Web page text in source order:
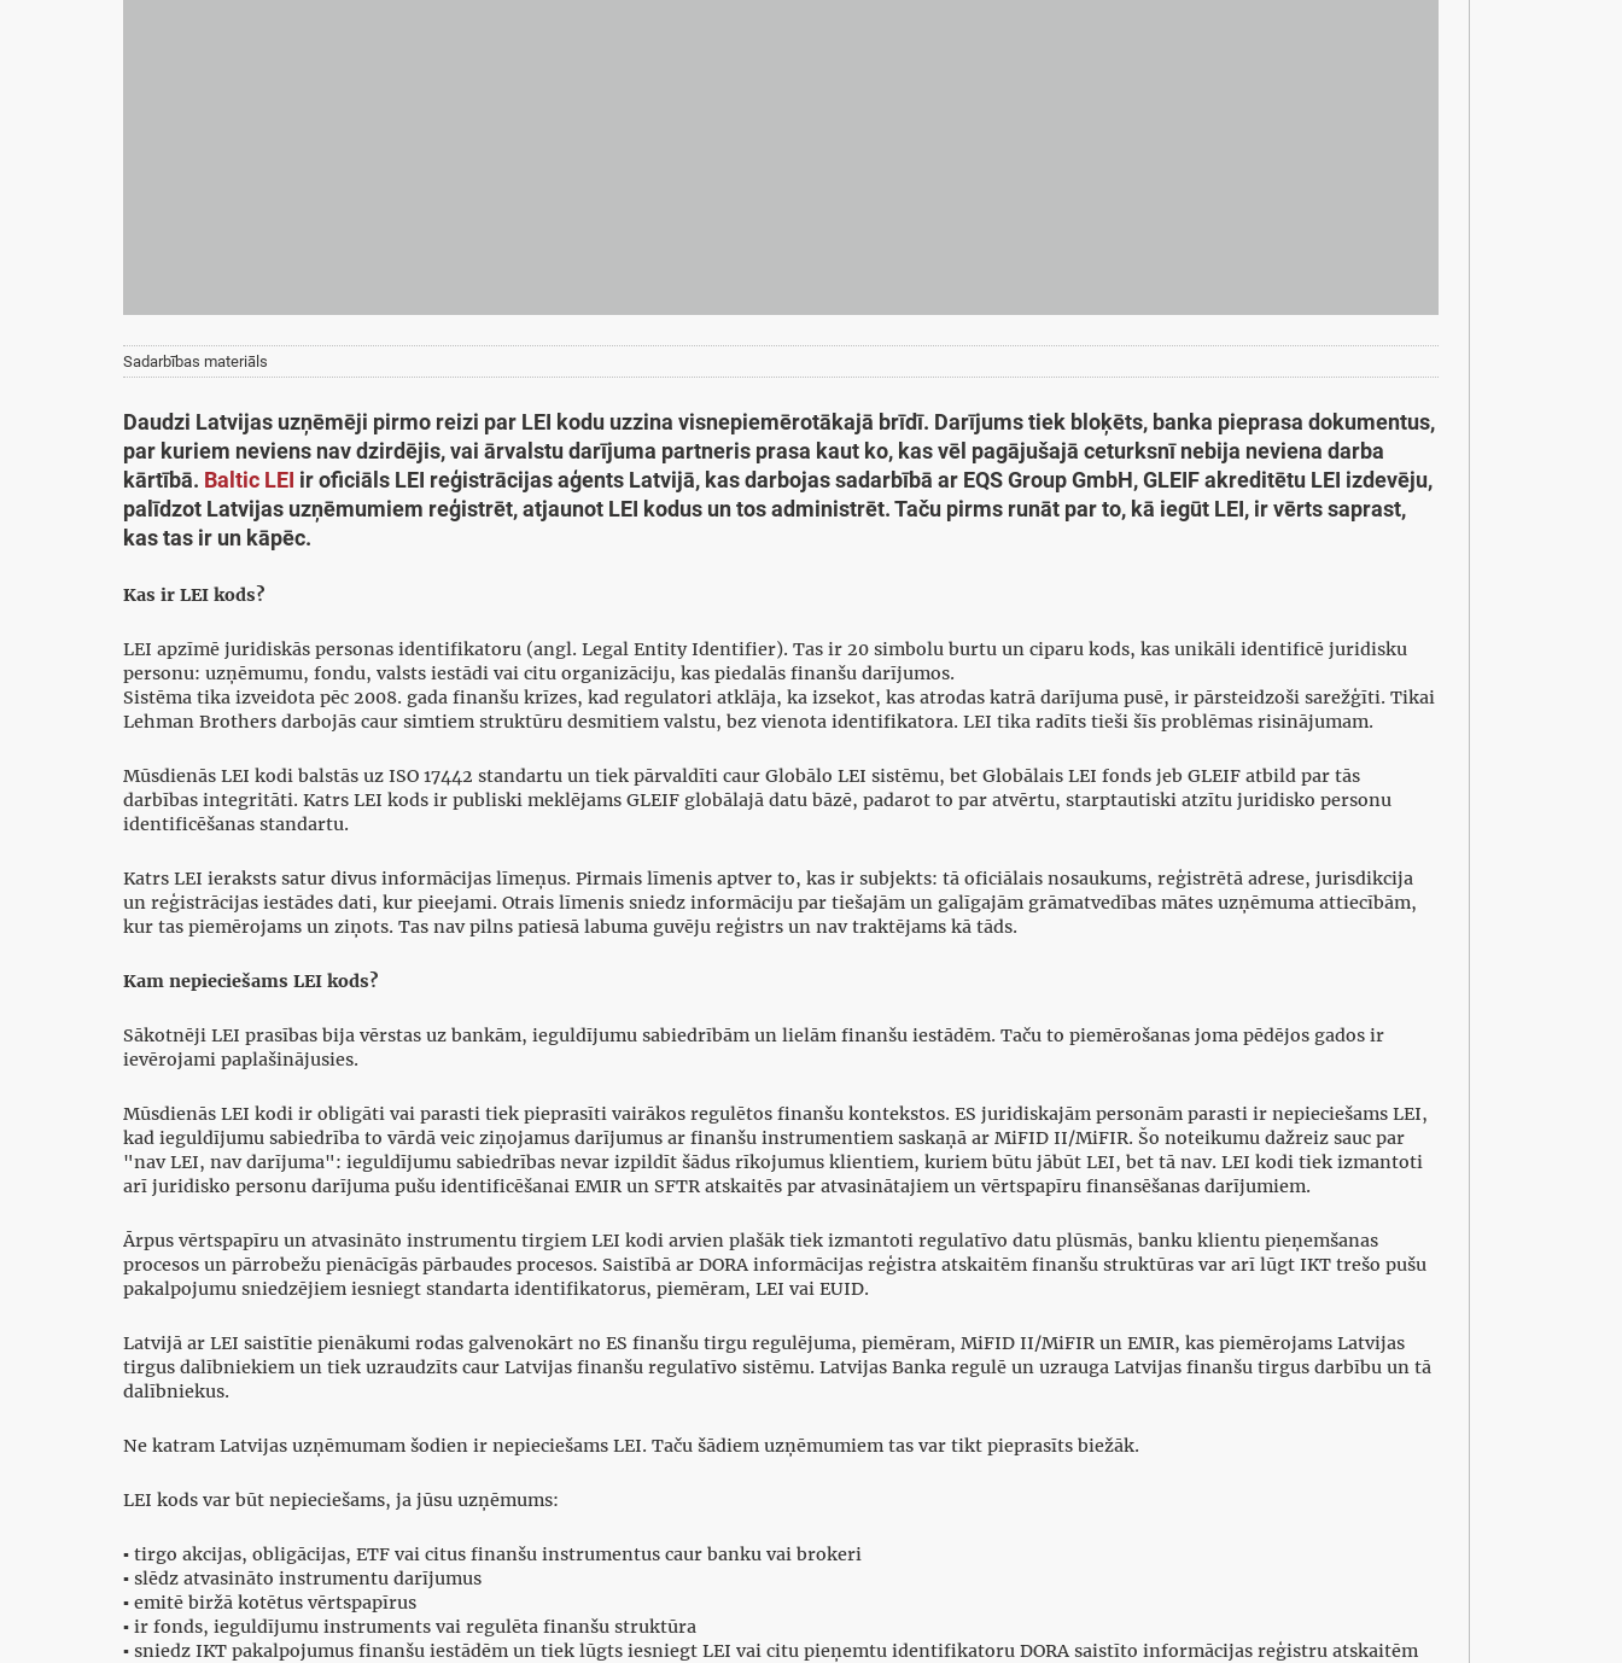
Sadarbības materiāls
Daudzi Latvijas uzņēmēji pirmo reizi par LEI kodu uzzina visnepiemērotākajā brīdī. Darījums tiek bloķēts, banka pieprasa dokumentus,
par kuriem neviens nav dzirdējis, vai ārvalstu darījuma partneris prasa kaut ko, kas vēl pagājušajā ceturksnī nebija neviena darba
kārtībā. Baltic LEI ir oficiāls LEI reģistrācijas aģents Latvijā, kas darbojas sadarbībā ar EQS Group GmbH, GLEIF akreditētu LEI izdevēju,
palīdzot Latvijas uzņēmumiem reģistrēt, atjaunot LEI kodus un tos administrēt. Taču pirms runāt par to, kā iegūt LEI, ir vērts saprast,
kas tas ir un kāpēc.
Kas ir LEI kods?
LEI apzīmē juridiskās personas identifikatoru (angl. Legal Entity Identifier). Tas ir 20 simbolu burtu un ciparu kods, kas unikāli identificē juridisku
personu: uzņēmumu, fondu, valsts iestādi vai citu organizāciju, kas piedalās finanšu darījumos.
Sistēma tika izveidota pēc 2008. gada finanšu krīzes, kad regulatori atklāja, ka izsekot, kas atrodas katrā darījuma pusē, ir pārsteidzoši sarežģīti. Tikai
Lehman Brothers darbojās caur simtiem struktūru desmitiem valstu, bez vienota identifikatora. LEI tika radīts tieši šīs problēmas risinājumam.
Mūsdienās LEI kodi balstās uz ISO 17442 standartu un tiek pārvaldīti caur Globālo LEI sistēmu, bet Globālais LEI fonds jeb GLEIF atbild par tās
darbības integritāti. Katrs LEI kods ir publiski meklējams GLEIF globālajā datu bāzē, padarot to par atvērtu, starptautiski atzītu juridisko personu
identificēšanas standartu.
Katrs LEI ieraksts satur divus informācijas līmeņus. Pirmais līmenis aptver to, kas ir subjekts: tā oficiālais nosaukums, reģistrētā adrese, jurisdikcija
un reģistrācijas iestādes dati, kur pieejami. Otrais līmenis sniedz informāciju par tiešajām un galīgajām grāmatvedības mātes uzņēmuma attiecībām,
kur tas piemērojams un ziņots. Tas nav pilns patiesā labuma guvēju reģistrs un nav traktējams kā tāds.
Kam nepieciešams LEI kods?
Sākotnēji LEI prasības bija vērstas uz bankām, ieguldījumu sabiedrībām un lielām finanšu iestādēm. Taču to piemērošanas joma pēdējos gados ir
ievērojami paplašinājusies.
Mūsdienās LEI kodi ir obligāti vai parasti tiek pieprasīti vairākos regulētos finanšu kontekstos. ES juridiskajām personām parasti ir nepieciešams LEI,
kad ieguldījumu sabiedrība to vārdā veic ziņojamus darījumus ar finanšu instrumentiem saskaņā ar MiFID II/MiFIR. Šo noteikumu dažreiz sauc par
"nav LEI, nav darījuma": ieguldījumu sabiedrības nevar izpildīt šādus rīkojumus klientiem, kuriem būtu jābūt LEI, bet tā nav. LEI kodi tiek izmantoti
arī juridisko personu darījuma pušu identificēšanai EMIR un SFTR atskaitēs par atvasinātajiem un vērtspapīru finansēšanas darījumiem.
Ārpus vērtspapīru un atvasināto instrumentu tirgiem LEI kodi arvien plašāk tiek izmantoti regulatīvo datu plūsmās, banku klientu pieņemšanas
procesos un pārrobežu pienācīgās pārbaudes procesos. Saistībā ar DORA informācijas reģistra atskaitēm finanšu struktūras var arī lūgt IKT trešo pušu
pakalpojumu sniedzējiem iesniegt standarta identifikatorus, piemēram, LEI vai EUID.
Latvijā ar LEI saistītie pienākumi rodas galvenokārt no ES finanšu tirgu regulējuma, piemēram, MiFID II/MiFIR un EMIR, kas piemērojams Latvijas
tirgus dalībniekiem un tiek uzraudzīts caur Latvijas finanšu regulatīvo sistēmu. Latvijas Banka regulē un uzrauga Latvijas finanšu tirgus darbību un tā
dalībniekus.
Ne katram Latvijas uzņēmumam šodien ir nepieciešams LEI. Taču šādiem uzņēmumiem tas var tikt pieprasīts biežāk.
LEI kods var būt nepieciešams, ja jūsu uzņēmums:
▪ tirgo akcijas, obligācijas, ETF vai citus finanšu instrumentus caur banku vai brokeri
▪ slēdz atvasināto instrumentu darījumus
▪ emitē biržā kotētus vērtspapīrus
▪ ir fonds, ieguldījumu instruments vai regulēta finanšu struktūra
▪ sniedz IKT pakalpojumus finanšu iestādēm un tiek lūgts iesniegt LEI vai citu pieņemtu identifikatoru DORA saistīto informācijas reģistru atskaitēm